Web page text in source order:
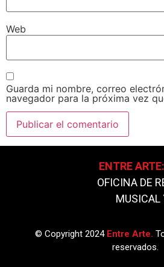
Web
Guarda mi nombre, correo
navegador para la próxima vez
ENTRE ARTE:
OFICINA DE
MUSICAL
© Copyright 2024 Entre Arte.
reservados.